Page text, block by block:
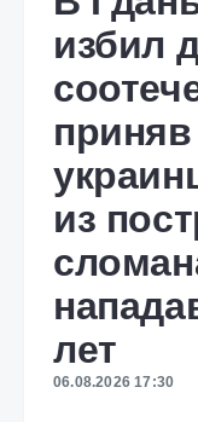
избил
приняв
из
лет
06.08.2026 17:30